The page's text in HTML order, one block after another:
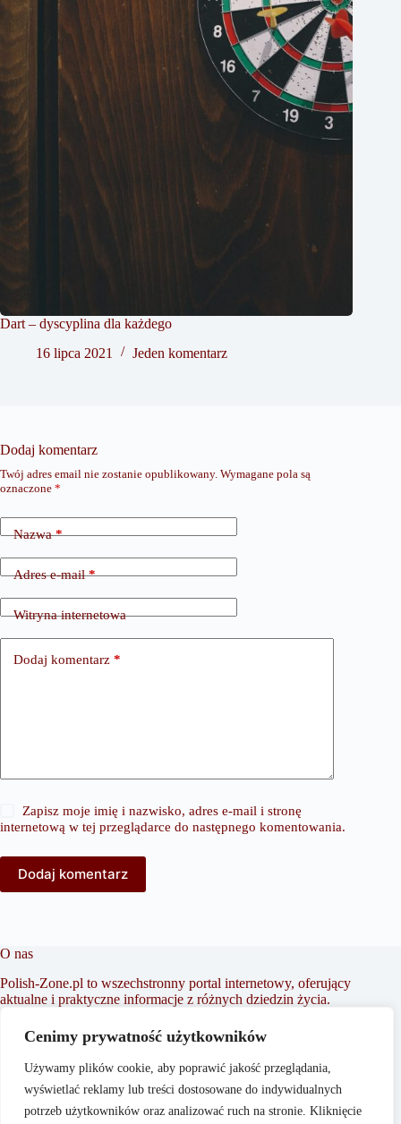
Cenimy prywatność użytkowników
Używamy plików cookie, aby poprawić jakość przeglądania,
wyświetlać reklamy lub treści dostosowane do indywidualnych
potrzeb użytkowników oraz analizować ruch na stronie. Kliknięcie
Dart – dyscyplina dla każdego
16 lipca 2021
Jeden komentarz
Dodaj komentarz
Twój adres email nie zostanie opublikowany. Wymagane pola są
oznaczone *
Nazwa*
Adres e-mail*
Witryna internetowa
Dodaj komentarz *
Zapisz moje imię i nazwisko, adres e-mail i stronę
internetową w tej przeglądarce do następnego komentowania.
Dodaj komentarz
O nas
Polish-Zone.pl to wszechstronny portal internetowy, oferujący
aktualne i praktyczne informacje z różnych dziedzin życia.
czytelników w podejmowaniu świadomych decyzji oraz
inspirowaniu do działania. Dbamy o to, aby nasze artykuły
były zrozumiałe i dostępne dla każdego, niezależnie od
poziomu wiedzy w danym zakresie.